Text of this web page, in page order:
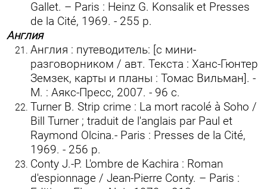
Gallet. – Paris : Heinz G. Konsalik et Presses
de la Cité, 1969. - 255 p.
Англия
Англия : путеводитель: [с мини-
разговорником / авт. Текста : Ханс-Гюнтер
Земзек, карты и планы : Томас Вильман]. -
М. : Аякс-Пресс, 2007. - 96 c.
Turner B. Strip crime : La mort racolé à Soho /
Bill Turner ; traduit de l'anglais par Paul et
Raymond Olcina.- Paris : Presses de la Cité,
1969. - 256 p.
Conty J.-P. L'ombre de Kachira : Roman
d'espionnage / Jean-Pierre Conty. – Paris :